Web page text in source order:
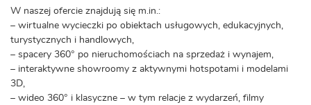
W naszej ofercie znajdują się m.in.:
– wirtualne wycieczki po obiektach usługowych, edukacyjnych,
turystycznych i handlowych,
– spacery 360° po nieruchomościach na sprzedaż i wynajem,
– interaktywne showroomy z aktywnymi hotspotami i modelami
3D,
– wideo 360° i klasyczne – w tym relacje z wydarzeń, filmy